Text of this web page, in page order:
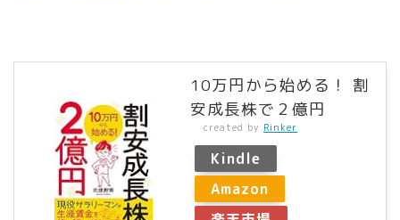
10万円から始める！ 割
安成長株で２億円
created by Rinker
Kindle
Amazon